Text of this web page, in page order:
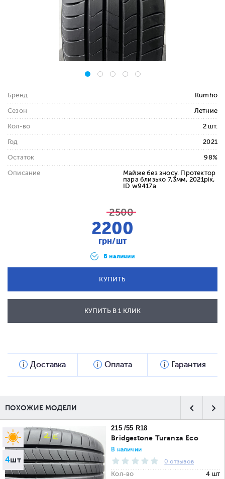
Бренд Kumho
Сезон Летние
Кол-во 2 шт.
Год 2021
Остаток 98%
Описание
Майже без зносу. Протектор
пара близько 7,3мм, 2021рік,
ID w9417a
2500
2200
грн/шт
В наличии
КУПИТЬ
ОТПРАВИТЬ
КУПИТЬ В 1 КЛИК
Доставка Оплата Гарантия
ПОХОЖИЕ МОДЕЛИ
4шт
215 /55 R18
Bridgestone Turanza Eco
В наличии
0 отзывов
Кол-во
4 шт